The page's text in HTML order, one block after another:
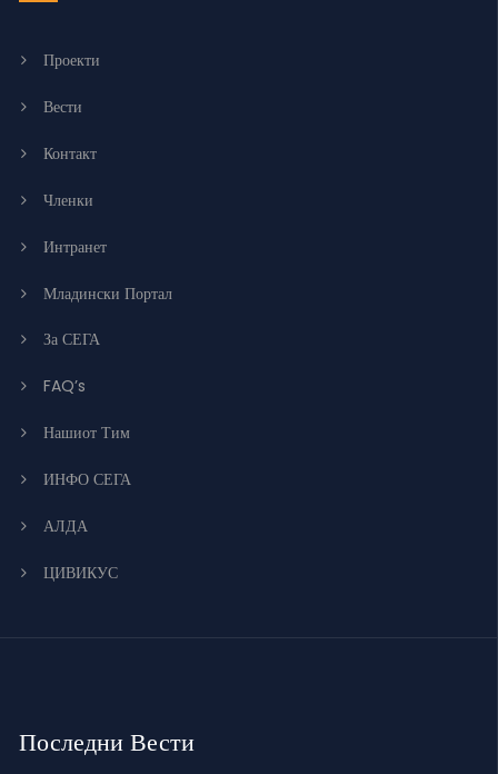
Проекти
Вести
Контакт
Членки
Интранет
Младински Портал
За СЕГА
FAQ’s
Нашиот Тим
ИНФО СЕГА
АЛДА
ЦИВИКУС
Последни Вести